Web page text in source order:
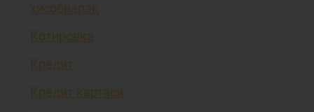
ҳисобварақ
Котировка
Кредит
Кредит картаси